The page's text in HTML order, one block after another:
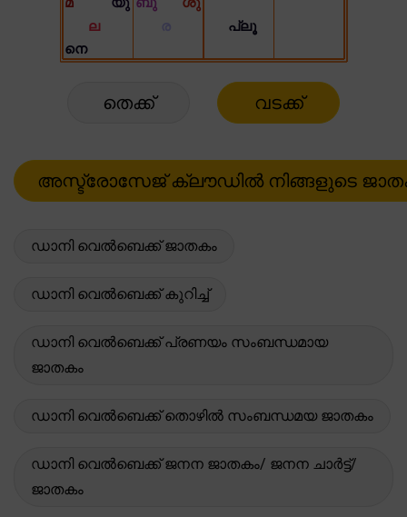
തെക്ക് വടക്ക്
ഡാനി വെൽബെക്ക് ജാതകം
ഡാനി വെൽബെക്ക് കുറിച്ച്
ഡാനി വെൽബെക്ക് പ്രണയം സംബന്ധമായ
ജാതകം
ഡാനി വെൽബെക്ക് തൊഴിൽ സംബന്ധമയ ജാതകം
ഡാനി വെൽബെക്ക് ജനന ജാതകം/ ജനന ചാർട്ട്/
ജാതകം